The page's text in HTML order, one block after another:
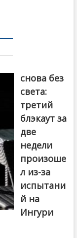
снова без
света:
третий
блэкаут за
две
недели
произоше
л из-за
испытани
й на
Ингури